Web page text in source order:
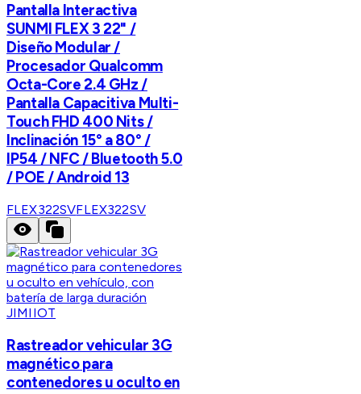
Pantalla Interactiva
SUNMI FLEX 3 22" /
Diseño Modular /
Procesador Qualcomm
Octa-Core 2.4 GHz /
Pantalla Capacitiva Multi-
Touch FHD 400 Nits /
Inclinación 15° a 80° /
IP54 / NFC / Bluetooth 5.0
/ POE / Android 13
FLEX322SVFLEX322SV
JIMIIOT
Rastreador vehicular 3G
magnético para
contenedores u oculto en